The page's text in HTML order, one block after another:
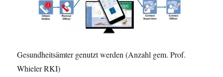
Gesundheitsämter genutzt werden (Anzahl gem. Prof.
Whieler RKI)